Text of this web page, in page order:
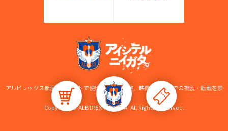
アルビレックス新潟公式サイトで使用している画像、映像等の無断での複製・転載を禁
止します。
Copyright © ALBIREX NIIGATA. All Rights Reserved.